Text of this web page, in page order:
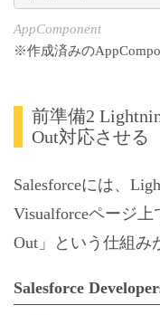
AppComponent
※作成済みの
前準備2
Out対応させる
Salesforceには、
Visualforceページ
Out」という仕組み
Salesforce